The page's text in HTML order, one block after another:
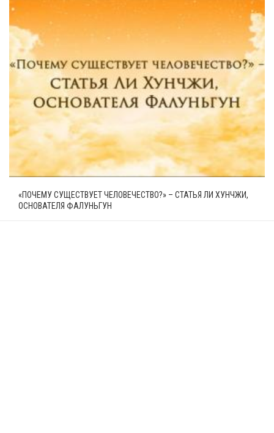
«ПОЧЕМУ СУЩЕСТВУЕТ ЧЕЛОВЕЧЕСТВО?» – СТАТЬЯ ЛИ ХУНЧЖИ,
ОСНОВАТЕЛЯ ФАЛУНЬГУН